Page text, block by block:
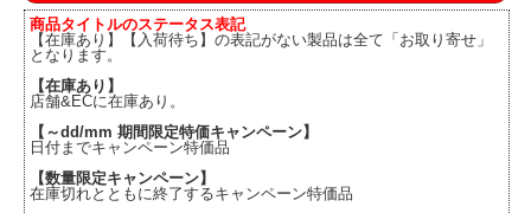
商品タイトルのステータス表記
【在庫あり】【入荷待ち】の表記がない製品は全て「お取り寄せ」
となります。
【在庫あり】
店舗&ECに在庫あり。
【～dd/mm 期間限定特価キャンペーン】
日付までキャンペーン特価品
【数量限定キャンペーン】
在庫切れとともに終了するキャンペーン特価品